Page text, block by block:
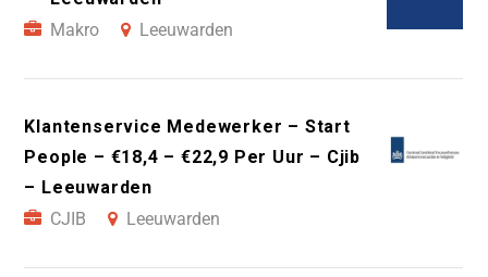
Makro
Leeuwarden
Klantenservice Medewerker – Start
People – €18,4 – €22,9 Per Uur – Cjib
– Leeuwarden
CJIB
Leeuwarden